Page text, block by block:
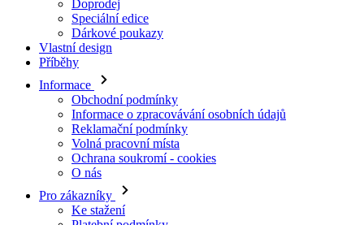
Informace
Obchodní podmínky
Informace o zpracovávání osobních údajů
Reklamační podmínky
Volná pracovní místa
Ochrana soukromí - cookies
O nás
Pro zákazníky
Ke stažení
Platební podmínky
Doprava a její ceny
Nejčastější dotazy
Velikostní tabulky
Kontakty